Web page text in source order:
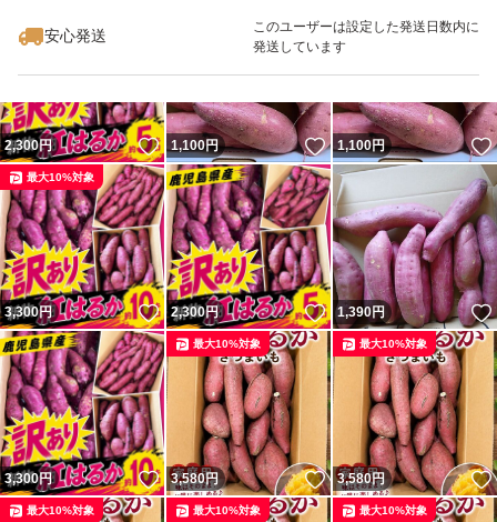
安心発送
このユーザーは設定した発送日数内に
発送しています
2,300円 いいね！
1,100円 いいね！
1,100円
3,300円 いいね！
最大10%対象
2,300円 いいね！
1,390円
3,300円 いいね！
3,580円 いいね！
最大10%対象
3,580円
最大10%対象
最大10%対象 最大10%対象 最大10%対象